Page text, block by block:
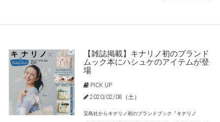
【雑誌掲載】キナリノ初のブランド
ムック本にハシュケのアイテムが登
場
PICK UP
2020/02/08（土）
宝島社からキナリノ初のブランドブック『キナリノ